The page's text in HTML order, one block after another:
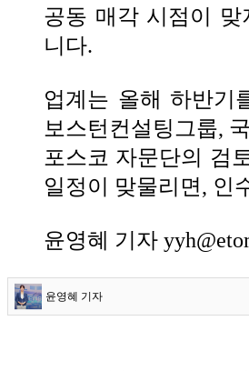
공동 매각 시점이
니다.
업계는 올해 하반기
보스턴컨설팅그룹,
포스코 자문단의 검
일정이 맞물리면, 인
윤영혜 기자
윤영혜 기자